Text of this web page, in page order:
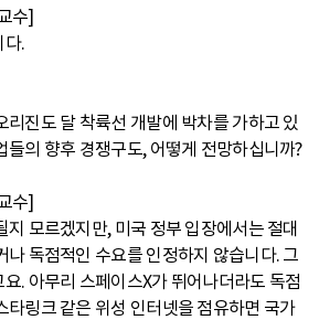
수]
다.
리진도 달 착륙선 개발에 박차를 가하고 있
들의 향후 경쟁구도, 어떻게 전망하십니까?
수]
지 모르겠지만, 미국 정부 입장에서는 절대
나 독점적인 수요를 인정하지 않습니다. 그
. 아무리 스페이스X가 뛰어나더라도 독점
타링크 같은 위성 인터넷을 점유하면 국가